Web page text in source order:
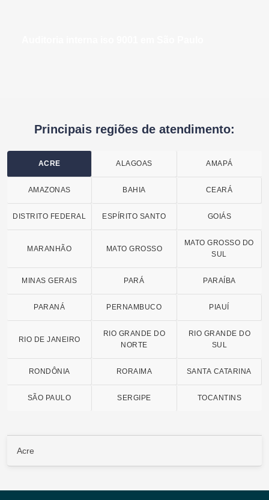
Principais regiões de atendimento:
ACRE ALAGOAS AMAPÁ
AMAZONAS BAHIA CEARÁ
DISTRITO FEDERAL ESPÍRITO SANTO GOIÁS
MARANHÃO MATO GROSSO
MATO GROSSO DO
SUL
MINAS GERAIS PARÁ PARAÍBA
PARANÁ PERNAMBUCO PIAUÍ
RIO DE JANEIRO
RIO GRANDE DO
NORTE
RIO GRANDE DO
SUL
RONDÔNIA RORAIMA SANTA CATARINA
SÃO PAULO SERGIPE TOCANTINS
Acre